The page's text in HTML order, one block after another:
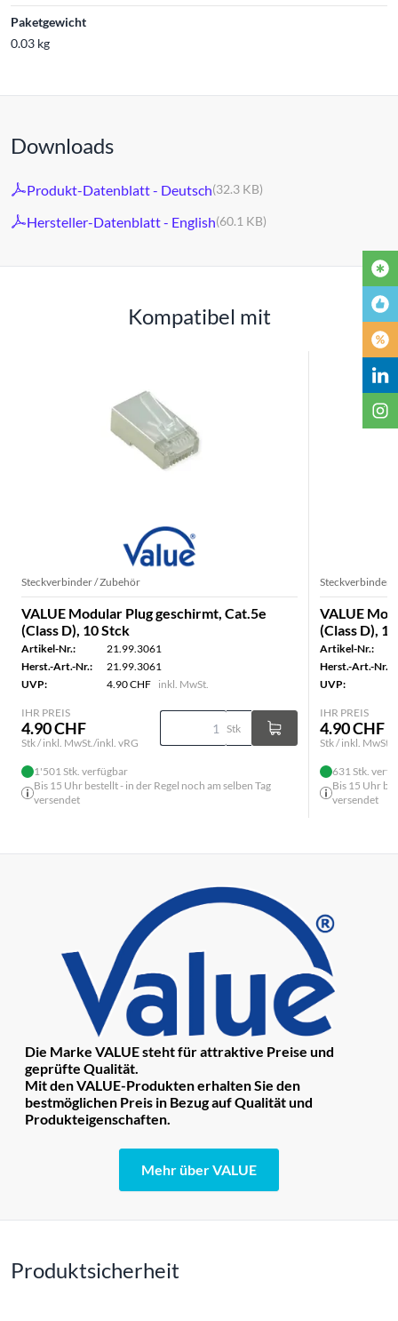
Paketgewicht
0.03 kg
Downloads
Produkt-Datenblatt - Deutsch(32.3 KB)
Hersteller-Datenblatt - English(60.1 KB)
Kompatibel mit
Steckverbinder / Zubehör
VALUE Modular Plug geschirmt, Cat.5e
(Class D), 10 Stck
Artikel-Nr.:
21.99.3061
Herst.-Art.-Nr.:
21.99.3061
UVP:
4.90 CHF inkl. MwSt.
IHR PREIS
4.90 CHF
Stk / inkl. MwSt./inkl. vRG
Stk
1'501 Stk. verfügbar
Bis 15 Uhr bestellt - in der Regel noch am selben Tag
versendet
Steckverbinder
VALUE
(Class D),
Artikel-Nr.:
Herst.-Art.-Nr.:
UVP:
IHR PREIS
4.90 CHF
Stk / inkl.
631 Stk.
Bis 15 Uhr
versendet
Die Marke VALUE steht für attraktive Preise und
geprüfte Qualität.
Mit den VALUE-Produkten erhalten Sie den
bestmöglichen Preis in Bezug auf Qualität und
Produkteigenschaften.
Mehr über VALUE
Produktsicherheit